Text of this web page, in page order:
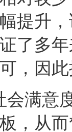
提升
了多
，因
满意度
，从